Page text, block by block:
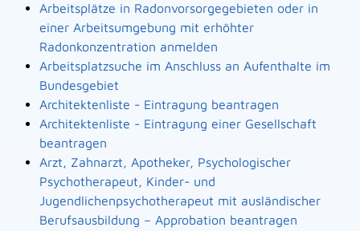
Arbeitsplätze in Radonvorsorgegebieten oder in
einer Arbeitsumgebung mit erhöhter
Radonkonzentration anmelden
Arbeitsplatzsuche im Anschluss an Aufenthalte im
Bundesgebiet
Architektenliste - Eintragung beantragen
Architektenliste - Eintragung einer Gesellschaft
beantragen
Arzt, Zahnarzt, Apotheker, Psychologischer
Psychotherapeut, Kinder- und
Jugendlichenpsychotherapeut mit ausländischer
Berufsausbildung – Approbation beantragen